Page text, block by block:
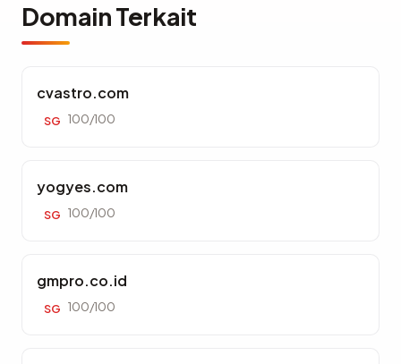
Domain Terkait
cvastro.com
SG 100/100
yogyes.com
SG 100/100
gmpro.co.id
SG 100/100